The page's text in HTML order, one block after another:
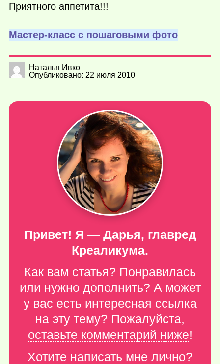
Приятного аппетита!!!
Мастер-класс с пошаговыми фото
Наталья Ивко
Опубликовано: 22 июля 2010
Привет! Я — Дарья, главред
Креаликума.
Как вам статья? Понравилась
или нужно дополнить? А может
у вас есть интересная ссылка
на эту тему? Пожалуйста,
оставьте комментарий ниже!
Хотите написать мне лично?